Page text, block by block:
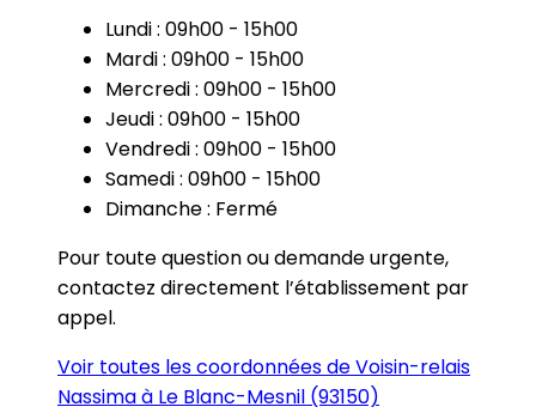
Lundi : 09h00 - 15h00
Mardi : 09h00 - 15h00
Mercredi : 09h00 - 15h00
Jeudi : 09h00 - 15h00
Vendredi : 09h00 - 15h00
Samedi : 09h00 - 15h00
Dimanche : Fermé
Pour toute question ou demande urgente,
contactez directement l’établissement par
appel.
Voir toutes les coordonnées de Voisin-relais
Nassima à Le Blanc-Mesnil (93150)